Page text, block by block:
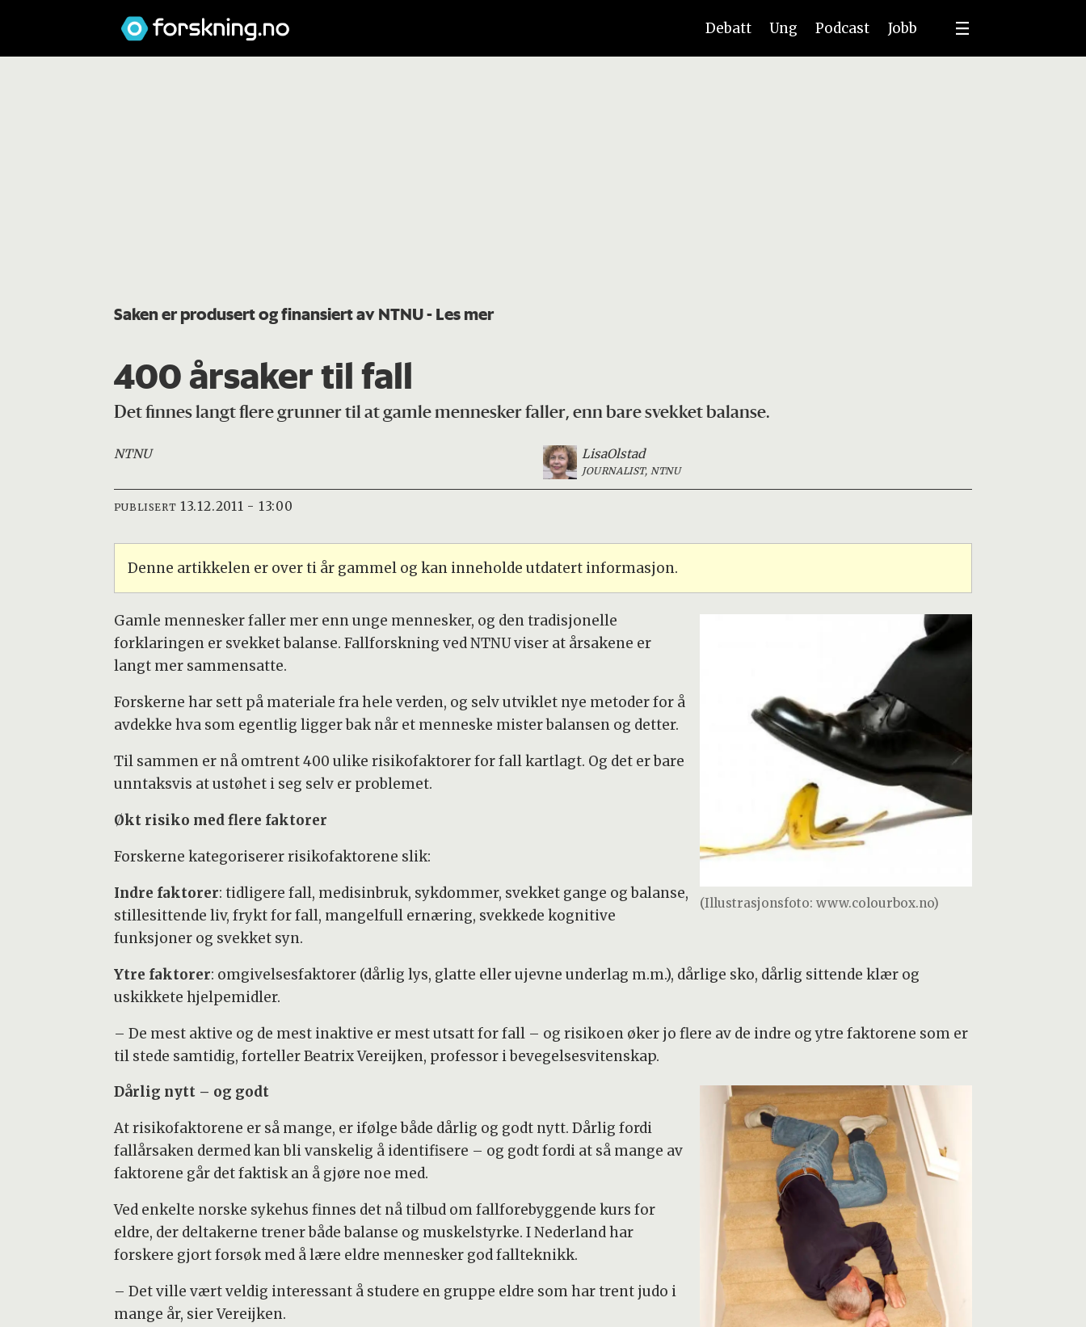
Debatt Ung Podcast Jobb
Saken er produsert og finansiert av NTNU- Les mer
400 årsaker til fall
Det finnes langt flere grunner til at gamle mennesker faller, enn bare svekket balanse.
NTNU LisaOlstad
JOURNALIST, NTNU
PUBLISERT 13.12.2011 - 13:00
Denne artikkelen er over ti år gammel og kan inneholde utdatert informasjon.
(Illustrasjonsfoto: www.colourbox.no)
Gamle mennesker faller mer enn unge mennesker, og den tradisjonelle
forklaringen er svekket balanse. Fallforskning ved NTNU viser at årsakene er
langt mer sammensatte.
Forskerne har sett på materiale fra hele verden, og selv utviklet nye metoder for å
avdekke hva som egentlig ligger bak når et menneske mister balansen og detter.
Til sammen er nå omtrent 400 ulike risikofaktorer for fall kartlagt. Og det er bare
unntaksvis at ustøhet i seg selv er problemet.
Økt risiko med flere faktorer
Forskerne kategoriserer risikofaktorene slik:
Indre faktorer: tidligere fall, medisinbruk, sykdommer, svekket gange og balanse,
stillesittende liv, frykt for fall, mangelfull ernæring, svekkede kognitive
funksjoner og svekket syn.
Ytre faktorer: omgivelsesfaktorer (dårlig lys, glatte eller ujevne underlag m.m.), dårlige sko, dårlig sittende klær og
uskikkete hjelpemidler.
– De mest aktive og de mest inaktive er mest utsatt for fall – og risikoen øker jo flere av de indre og ytre faktorene som er
til stede samtidig, forteller Beatrix Vereijken, professor i bevegelsesvitenskap.
Dårlig nytt – og godt
At risikofaktorene er så mange, er ifølge både dårlig og godt nytt. Dårlig fordi
fallårsaken dermed kan bli vanskelig å identifisere – og godt fordi at så mange av
faktorene går det faktisk an å gjøre noe med.
Ved enkelte norske sykehus finnes det nå tilbud om fallforebyggende kurs for
eldre, der deltakerne trener både balanse og muskelstyrke. I Nederland har
forskere gjort forsøk med å lære eldre mennesker god fallteknikk.
– Det ville vært veldig interessant å studere en gruppe eldre som har trent judo i
mange år, sier Vereijken.